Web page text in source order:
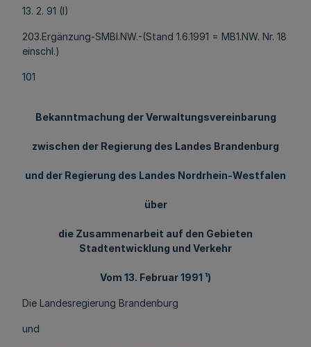
13. 2. 91 (I)
203.Ergänzung-SMBl.NW.-(Stand 1.6.1991 = MB1.NW. Nr. 18
einschl.)
101
Bekanntmachung der Verwaltungsvereinbarung
zwischen der Regierung des Landes Brandenburg
und der Regierung des Landes Nordrhein-Westfalen
über
die Zusammenarbeit auf den Gebieten
Stadtentwicklung und Verkehr
Vom 13. Februar 1991 ¹)
Die Landesregierung Brandenburg
und